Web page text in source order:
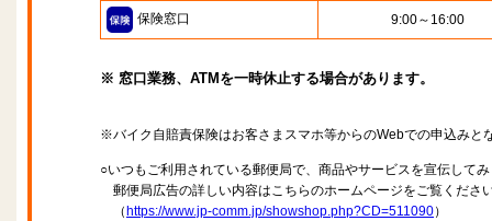
保険窓口 9:00～16:00
※ 窓口業務、ATMを一時休止する場合があります。
※バイク自賠責保険はお客さまスマホ等からのWebでの申込みと
○いつもご利用されている郵便局で、商品やサービスを宣伝して
郵便局広告の詳しい内容はこちらのホームページをご覧くださ
（ https://www.jp-comm.jp/showshop.php?CD=511090）